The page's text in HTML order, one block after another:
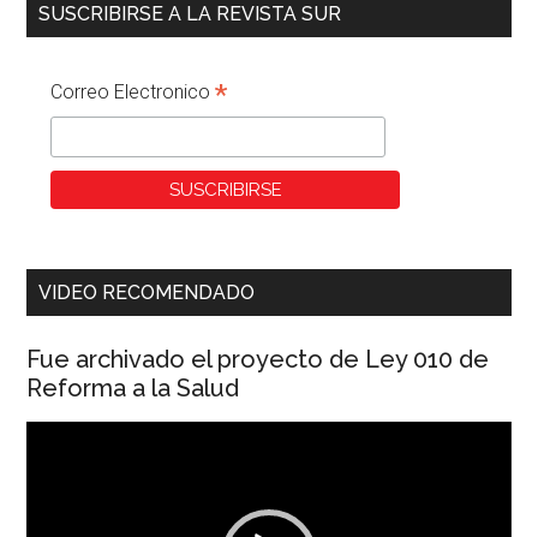
SUSCRIBIRSE A LA REVISTA SUR
Correo Electronico*
VIDEO RECOMENDADO
Fue archivado el proyecto de Ley 010 de
Reforma a la Salud